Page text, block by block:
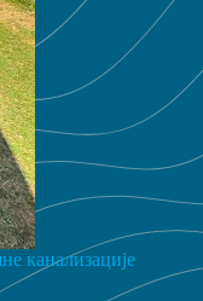
канализације